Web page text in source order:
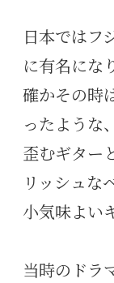
日本ではフ
に有名にな
確かその時
ったような
歪むギター
リッシュな
小気味よい
当時のドラ